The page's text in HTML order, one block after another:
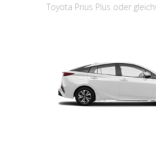
Toyota Prius Plus oder